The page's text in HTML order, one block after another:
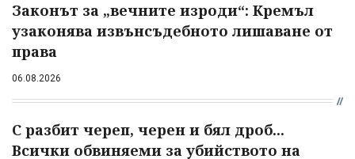
Законът за „вечните изроди“: Кремъл
узаконява извънсъдебното лишаване от
права
06.08.2026
С разбит череп, черен и бял дроб...
Всички обвиняеми за убийството на